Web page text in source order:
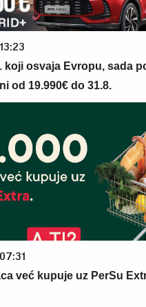
koji osvaja Evropu, sada
od 19.990€ do 31.8.
već kupuje uz PerSu